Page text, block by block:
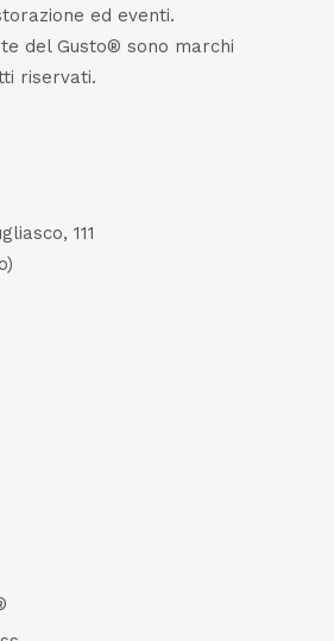
ed eventi.
del Gusto® sono marchi
riservati.
111